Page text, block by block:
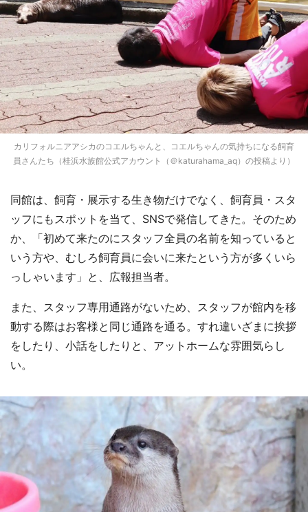
カリフォルニアアシカのコエルちゃんと、コエルちゃんの気持ちになる飼育
員さんたち（桂浜水族館公式アカウント（＠katurahama_aq）の投稿より）
同館は、飼育・展示する生き物だけでなく、飼育員・スタ
ッフにもスポットを当て、SNSで発信してきた。そのため
か、「初めて来たのにスタッフ全員の名前を知っていると
いう方や、むしろ飼育員に会いに来たという方が多くいら
っしゃいます」と、広報担当者。
また、スタッフ専用通路がないため、スタッフが館内を移
動する際はお客様と同じ通路を通る。すれ違いざまに挨拶
をしたり、小話をしたりと、アットホームな雰囲気らし
い。